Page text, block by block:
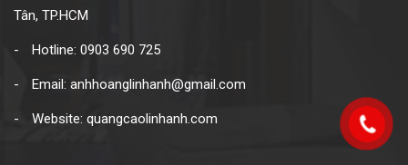
Tân, TP.HCM
Hotline: 0903 690 725
Email: anhhoanglinhanh@gmail.com
Website: quangcaolinhanh.com